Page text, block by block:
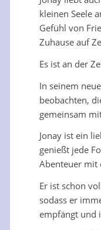
kleinen Seele
Gefühl von
Zuhause auf
Es ist an der
In seinem
beobachten,
gemeinsam
Jonay ist ein
genießt jede
Abenteuer mit
Er ist schon
sodass er
empfängt und